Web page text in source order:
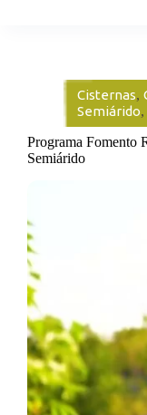
Cisternas,
Semiárido,
Programa Fomento
Semiárido